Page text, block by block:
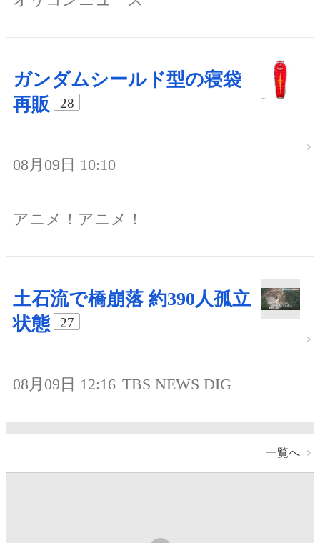
ガンダムシールド型の寝袋
再販
28
08月09日 10:10
アニメ！アニメ！
土石流で橋崩落 約390人孤立
状態
27
08月09日 12:16 TBS NEWS DIG
一覧へ